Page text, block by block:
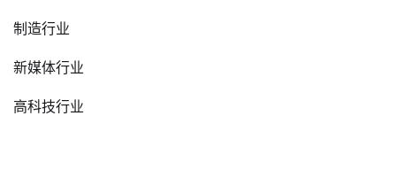
制造行业
新媒体行业
高科技行业